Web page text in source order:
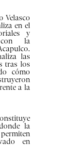
Velasco
en el
y
con la
las
tras los
cómo
a la
la
en